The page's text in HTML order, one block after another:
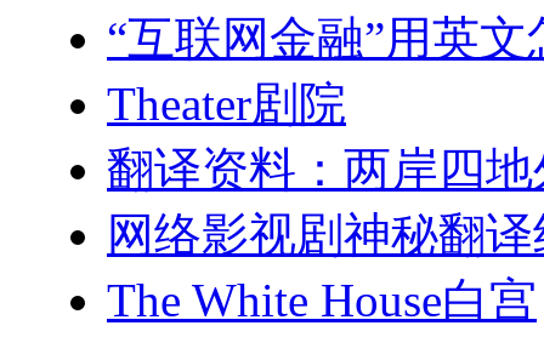
“互联网金融”用英
Theater剧院
翻译资料：两岸四
网络影视剧神秘翻
The White House白宫